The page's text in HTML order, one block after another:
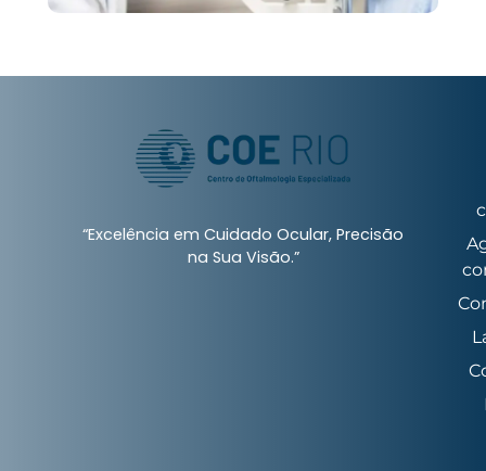
“Excelência em Cuidado Ocular, Precisão
na Sua Visão.”